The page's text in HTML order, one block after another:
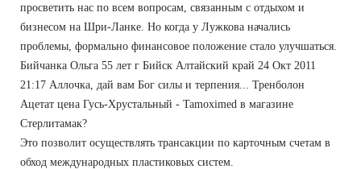
просветить нас по всем вопросам, связанным с отдыхом и
бизнесом на Шри-Ланке. Но когда у Лужкова начались
проблемы, формально финансовое положение стало улучшаться.
Бийчанка Ольга 55 лет г Бийск Алтайский край 24 Окт 2011
21:17 Аллочка, дай вам Бог силы и терпения... Тренболон
Ацетат цена Гусь-Хрустальный - Tamoximed в магазине
Стерлитамак?
Это позволит осуществлять трансакции по карточным счетам в
обход международных пластиковых систем.